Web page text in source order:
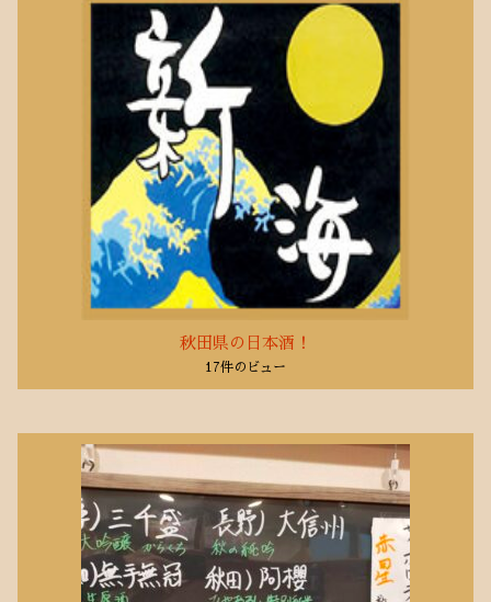
秋田県の日本酒！
17件のビュー